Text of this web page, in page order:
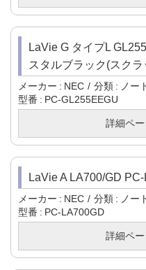
LaVie G タイプL
スタルブラック(スク
メーカー NEC 分類
ノー
型番
PC-GL255EEGU
詳細ペ
LaVie A LA700/GD
メーカー NEC 分類
ノー
型番
PC-LA700GD
詳細ペ